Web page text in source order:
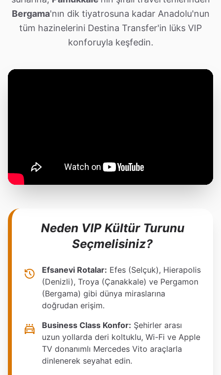
Bergama'nın dik tiyatrosuna kadar Anadolu'nun
tüm hazinelerini Destina Transfer'in lüks VIP
konforuyla keşfedin.
Neden VIP Kültür Turunu
Seçmelisiniz?
Efsanevi Rotalar: Efes (Selçuk), Hierapolis
(Denizli), Troya (Çanakkale) ve Pergamon
(Bergama) gibi dünya miraslarına
doğrudan erişim.
Business Class Konfor: Şehirler arası
uzun yollarda deri koltuklu, Wi-Fi ve Apple
TV donanımlı Mercedes Vito araçlarla
dinlenerek seyahat edin.